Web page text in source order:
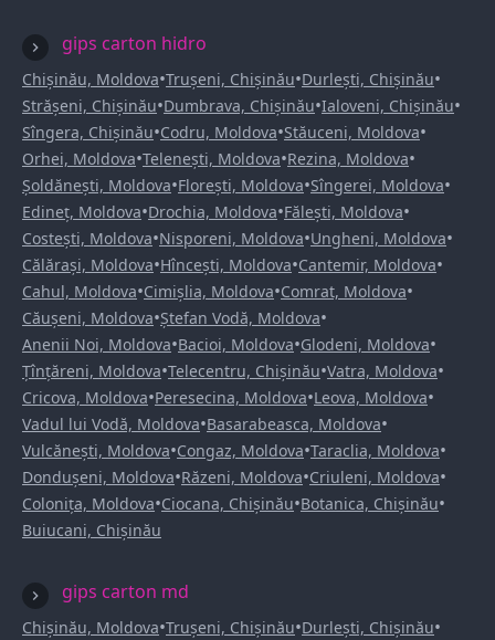
gips carton hidro
Chișinău, Moldova•Trușeni, Chișinău•Durlești, Chișinău•
Strășeni, Chișinău•Dumbrava, Chișinău•Ialoveni, Chișinău•
Sîngera, Chișinău•Codru, Moldova•Stăuceni, Moldova•
Orhei, Moldova•Telenești, Moldova•Rezina, Moldova•
Șoldănești, Moldova•Florești, Moldova•Sîngerei, Moldova•
Edineț, Moldova•Drochia, Moldova•Fălești, Moldova•
Costești, Moldova•Nisporeni, Moldova•Ungheni, Moldova•
Călărași, Moldova•Hîncești, Moldova•Cantemir, Moldova•
Cahul, Moldova•Cimișlia, Moldova•Comrat, Moldova•
Căușeni, Moldova•Ștefan Vodă, Moldova•
Anenii Noi, Moldova•Bacioi, Moldova•Glodeni, Moldova•
Țînțăreni, Moldova•Telecentru, Chișinău•Vatra, Moldova•
Cricova, Moldova•Peresecina, Moldova•Leova, Moldova•
Vadul lui Vodă, Moldova•Basarabeasca, Moldova•
Vulcănești, Moldova•Congaz, Moldova•Taraclia, Moldova•
Dondușeni, Moldova•Răzeni, Moldova•Criuleni, Moldova•
Colonița, Moldova•Ciocana, Chișinău•Botanica, Chișinău•
Buiucani, Chișinău
gips carton md
Chișinău, Moldova•Trușeni, Chișinău•Durlești, Chișinău•